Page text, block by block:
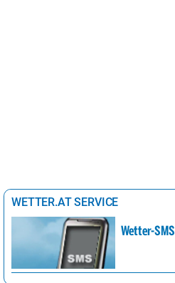
WETTER.AT SERVICE
Wetter-SMS